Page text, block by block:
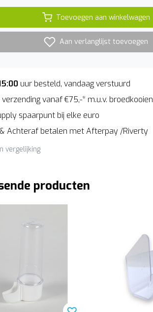
Toevoegen aan winkelwagen
Aan verlanglijst toevoegen
uur besteld, vandaag verstuurd
verzending vanaf €75,-* m.u.v. broedkooien
spaarpunt bij elke euro
Achteraf betalen met Afterpay /Riverty
vergelijking
producten